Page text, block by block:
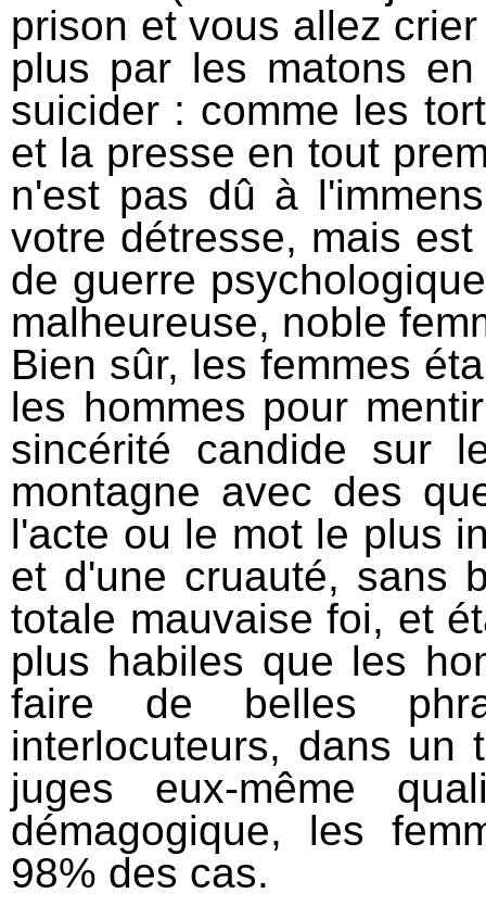
prison et vous allez
plus par les matons
suicider : comme les
et la presse en tout
n'est pas dû à
votre détresse, mais
de guerre
malheureuse, noble
Bien sûr, les femmes
les hommes pour
sincérité candide sur
montagne avec des
l'acte ou le mot le plus
et d'une cruauté, sans
totale mauvaise foi, et
plus habiles que les
faire de belles
interlocuteurs, dans
juges eux-même
démagogique, les
98% des cas.